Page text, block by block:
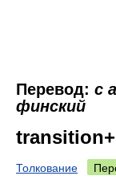
Перевод: с
финский
Толкование